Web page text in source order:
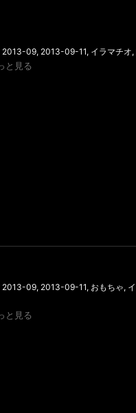
2013-09, 2013-09-11, イラマチオ,
と見る
2013-09, 2013-09-11, おもちゃ,
と見る